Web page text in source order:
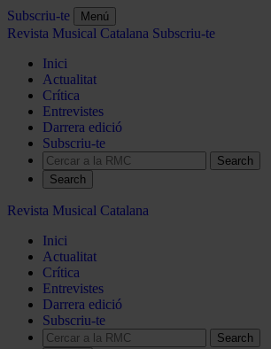
Subscriu-te Menú
Revista Musical Catalana Subscriu-te
Inici
Actualitat
Crítica
Entrevistes
Darrera edició
Subscriu-te
Search
Revista Musical Catalana
Inici
Actualitat
Crítica
Entrevistes
Darrera edició
Subscriu-te